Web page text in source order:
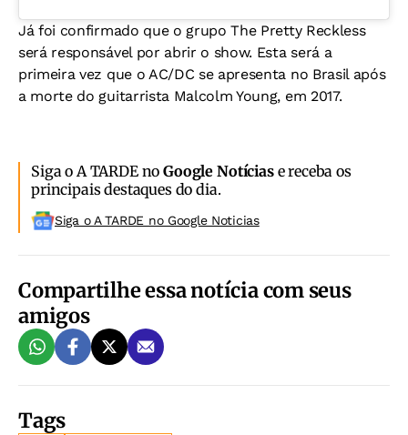
Já foi confirmado que o grupo The Pretty Reckless
será responsável por abrir o show. Esta será a
primeira vez que o AC/DC se apresenta no Brasil após
a morte do guitarrista Malcolm Young, em 2017.
Siga o A TARDE noGoogle Notíciase receba os
principais destaques do dia.
Siga o A TARDE no Google Noticias
Compartilhe essa notícia com seus
amigos
Tags